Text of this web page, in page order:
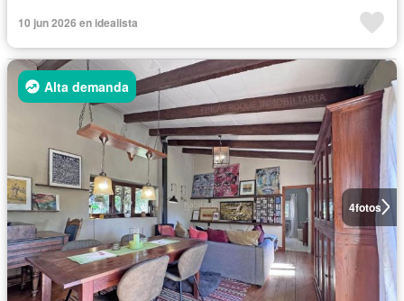
10 jun 2026 en idealista
4fotos
Alta demanda